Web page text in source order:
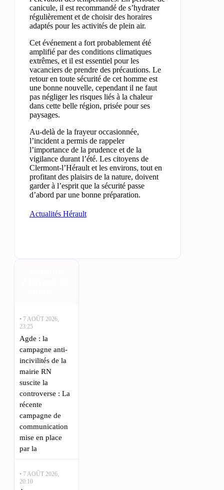
canicule, il est recommandé de s’hydrater
régulièrement et de choisir des horaires
adaptés pour les activités de plein air.
Cet événement a fort probablement été
amplifié par des conditions climatiques
extrêmes, et il est essentiel pour les
vacanciers de prendre des précautions. Le
retour en toute sécurité de cet homme est
une bonne nouvelle, cependant il ne faut
pas négliger les risques liés à la chaleur
dans cette belle région, prisée pour ses
paysages.
Au-delà de la frayeur occasionnée,
l’incident a permis de rappeler
l’importance de la prudence et de la
vigilance durant l’été. Les citoyens de
Clermont-l’Hérault et les environs, tout en
profitant des plaisirs de la nature, doivent
garder à l’esprit que la sécurité passe
d’abord par une bonne préparation.
Actualités Hérault
• 7 AOÛT 2026,
23:25
Agde : la
campagne anti-
incivilités de la
mairie RN
suscite la
controverse : La
récente
campagne de
communication
mise en place
par la
• 7 AOÛT 2026,
20:10